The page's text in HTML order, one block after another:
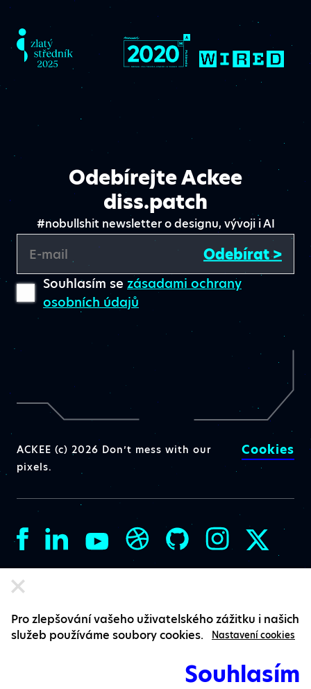
Odebírejte Ackee
diss.patch
#nobullshit newsletter o designu, vývoji i AI
E-mail Odebírat >
Souhlasím se zásadami ochrany
osobních údajů
ACKEE (c) 2026 Don’t mess with our
pixels.
Cookies
Pro zlepšování vašeho uživatelského zážitku i našich
služeb používáme soubory cookies.
Nastavení cookies
Souhlasím